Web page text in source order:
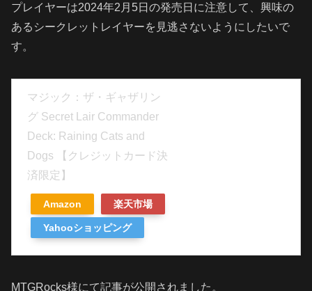
プレイヤーは2024年2月5日の発売日に注意して、興味の
あるシークレットレイヤーを見逃さないようにしたいで
す。
マジック：ザ・ギャザリン
グ Secret Lair Commander
Deck: Raining Cats and
Dogs 【クレジットカード決
済限定】
Amazon 楽天市場
Yahooショッピング
MTGRocks様にて記事が公開されました。